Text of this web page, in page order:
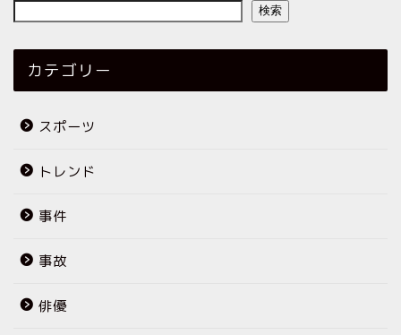
検索
カテゴリー
スポーツ
トレンド
事件
事故
俳優